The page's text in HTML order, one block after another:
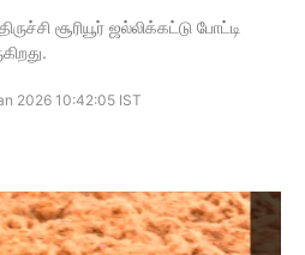
சூரியூர் ஜல்லிக்கட்டு போட்டி
2026 10:42:05 IST